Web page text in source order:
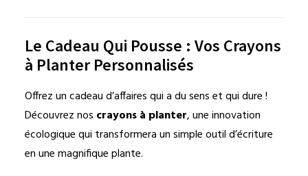
Le Cadeau Qui Pousse : Vos Crayons
à Planter Personnalisés
Offrez un cadeau d’affaires qui a du sens et qui dure !
Découvrez nos crayons à planter, une innovation
écologique qui transformera un simple outil d’écriture
en une magnifique plante.